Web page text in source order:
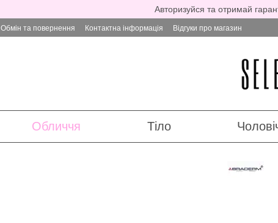
Авторизуйся та отримай
Обмін та повернення Контактна інформація Відгуки про магазин
Обличчя Тіло